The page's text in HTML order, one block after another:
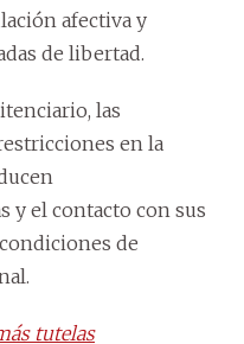
afectiva y
de libertad.
las
en la
y el contacto con sus
de
tutelas